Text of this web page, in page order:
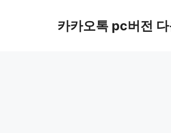
카카오톡 pc버전